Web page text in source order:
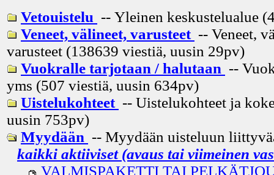
Vetouistelu -- Yleinen keskustelualue
Veneet, välineet, varusteet -- Veneet,
varusteet (138639 viestiä, uusin 29pv)
Vuokralle tarjotaan / halutaan --
yms (507 viestiä, uusin 634pv)
Uistelukohteet -- Uistelukohteet ja
uusin 753pv)
Myydään -- Myydään uisteluun
kaikki aktiiviset (avaus tai viimeinen
VALMISPAKETTI TAI